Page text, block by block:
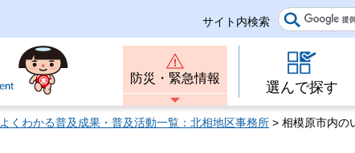
サイト内検索
防災・緊急情報
選んで探す
よくわかる普及成果・普及活動一覧：北相地区事務所 > 相模原市内の